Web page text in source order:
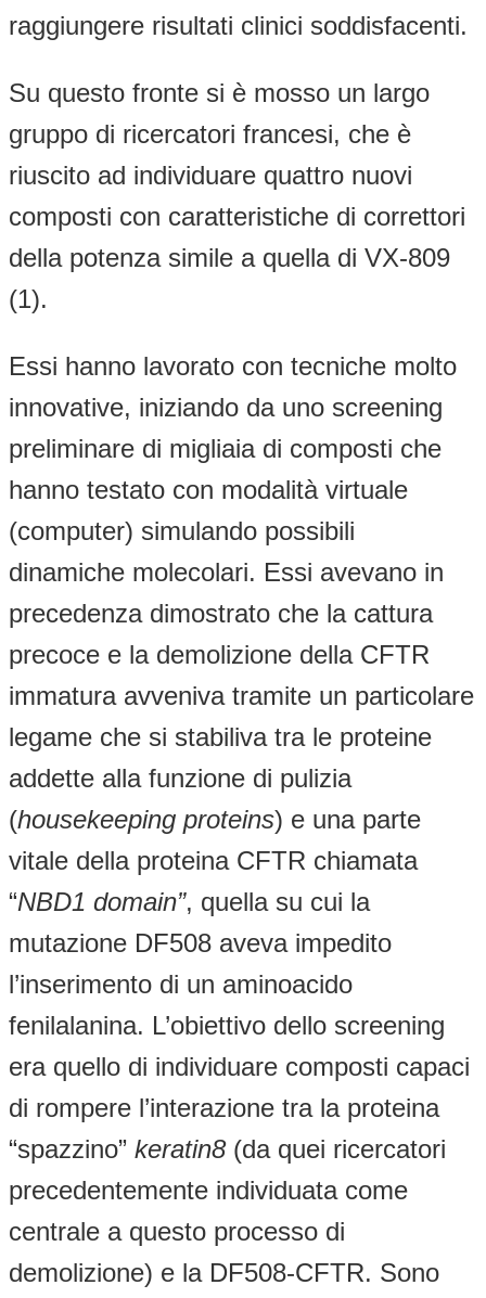
raggiungere risultati clinici soddisfacenti.
Su questo fronte si è mosso un largo
gruppo di ricercatori francesi, che è
riuscito ad individuare quattro nuovi
composti con caratteristiche di correttori
della potenza simile a quella di VX-809
(1).
Essi hanno lavorato con tecniche molto
innovative, iniziando da uno screening
preliminare di migliaia di composti che
hanno testato con modalità virtuale
(computer) simulando possibili
dinamiche molecolari. Essi avevano in
precedenza dimostrato che la cattura
precoce e la demolizione della CFTR
immatura avveniva tramite un particolare
legame che si stabiliva tra le proteine
addette alla funzione di pulizia
(housekeeping proteins) e una parte
vitale della proteina CFTR chiamata
“NBD1 domain”, quella su cui la
mutazione DF508 aveva impedito
l’inserimento di un aminoacido
fenilalanina. L’obiettivo dello screening
era quello di individuare composti capaci
di rompere l’interazione tra la proteina
“spazzino” keratin8(da quei ricercatori
precedentemente individuata come
centrale a questo processo di
demolizione) e la DF508-CFTR. Sono